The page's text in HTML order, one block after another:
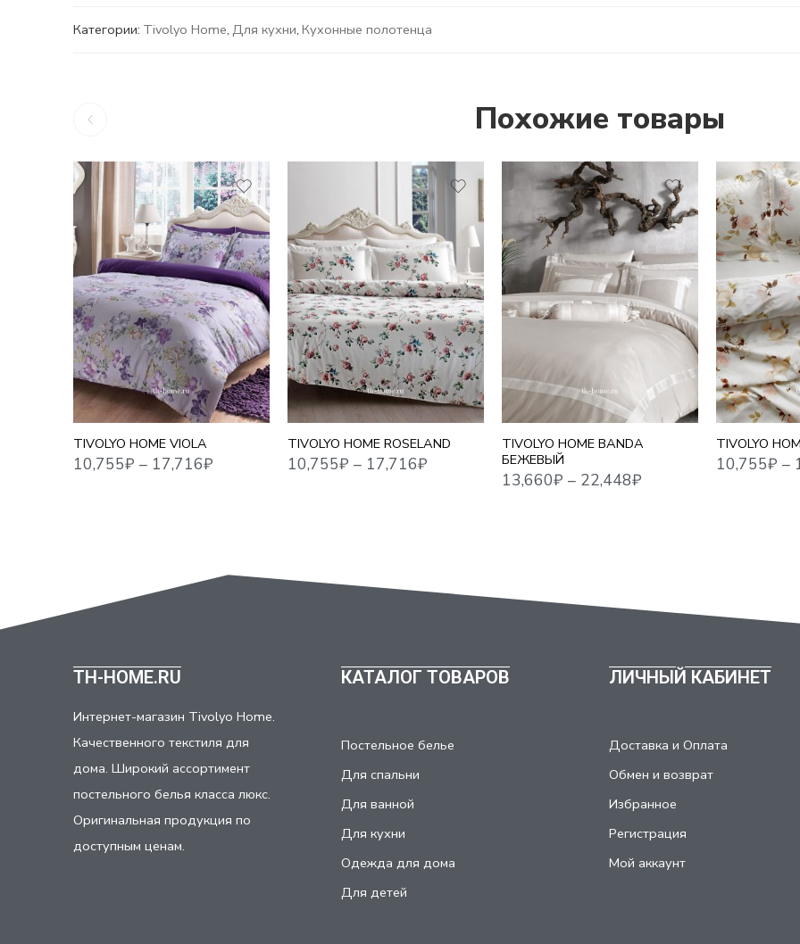
Категории: Tivolyo Home, Для кухни, Кухонные полотенца
Похожие товары
TIVOLYO HOME VIOLA
10,755₽–17,716₽
1,5 СПАЛЬНЫЙ
ЕВРО
ЕВРО MAXI
СЕМЕЙНЫЙ
TIVOLYO HOME ROSELAND
10,755₽–17,716₽
1,5 СПАЛЬНЫЙ
ЕВРО СТАНДАРТ
СЕМЕЙНЫЙ
TIVOLYO HOME BANDA
БЕЖЕВЫЙ
13,660
1,5 СПАЛЬНЫЙ
ЕВРО MAXI
СЕМЕЙНЫЙ
TIVOLYO
10,755₽ –17,716₽
1,5
ЕВРО
ЕВРО MAXI
СЕМЕЙНЫЙ
TH-HOME.RU
Интернет-магазин Tivolyo Home.
Качественного текстиля для
дома. Широкий ассортимент
постельного белья класса люкс.
Оригинальная продукция по
доступным ценам.
КАТАЛОГ ТОВАРОВ
Постельное белье
Для спальни
Для ванной
Для кухни
Одежда для дома
Для детей
ЛИЧНЫЙ КАБИНЕТ
Доставка и Оплата
Обмен и возврат
Избранное
Регистрация
Мой аккаунт